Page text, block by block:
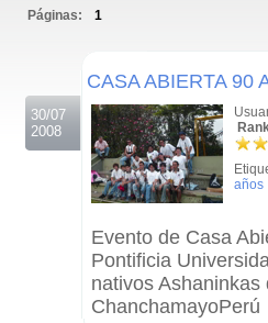
Páginas: 1
30/07
2008
CASA ABIERTA 90
años
Evento de Casa
Pontificia
nativos
ChanchamayoPerú